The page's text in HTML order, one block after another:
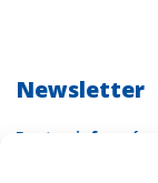
Newsletter
Restez informés